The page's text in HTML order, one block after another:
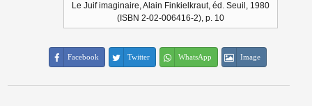
Le Juif imaginaire, Alain Finkielkraut, éd. Seuil, 1980
(ISBN 2-02-006416-2), p. 10
Facebook Twitter WhatsApp Image